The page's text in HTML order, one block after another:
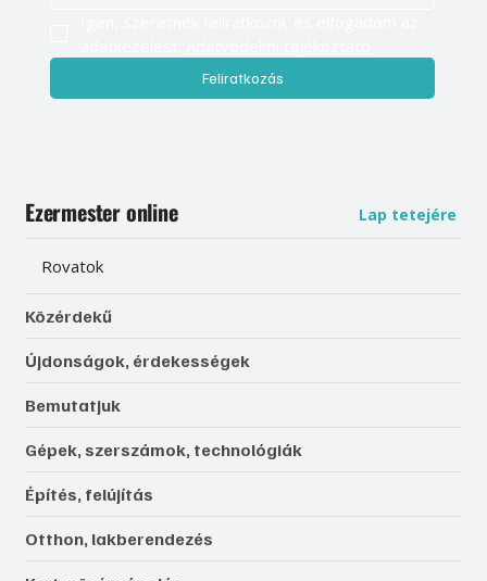
Feliratkozás
Ezermester online Lap tetejére
Rovatok
Közérdekű
Újdonságok, érdekességek
Bemutatjuk
Gépek, szerszámok, technológiák
Építés, felújítás
Otthon, lakberendezés